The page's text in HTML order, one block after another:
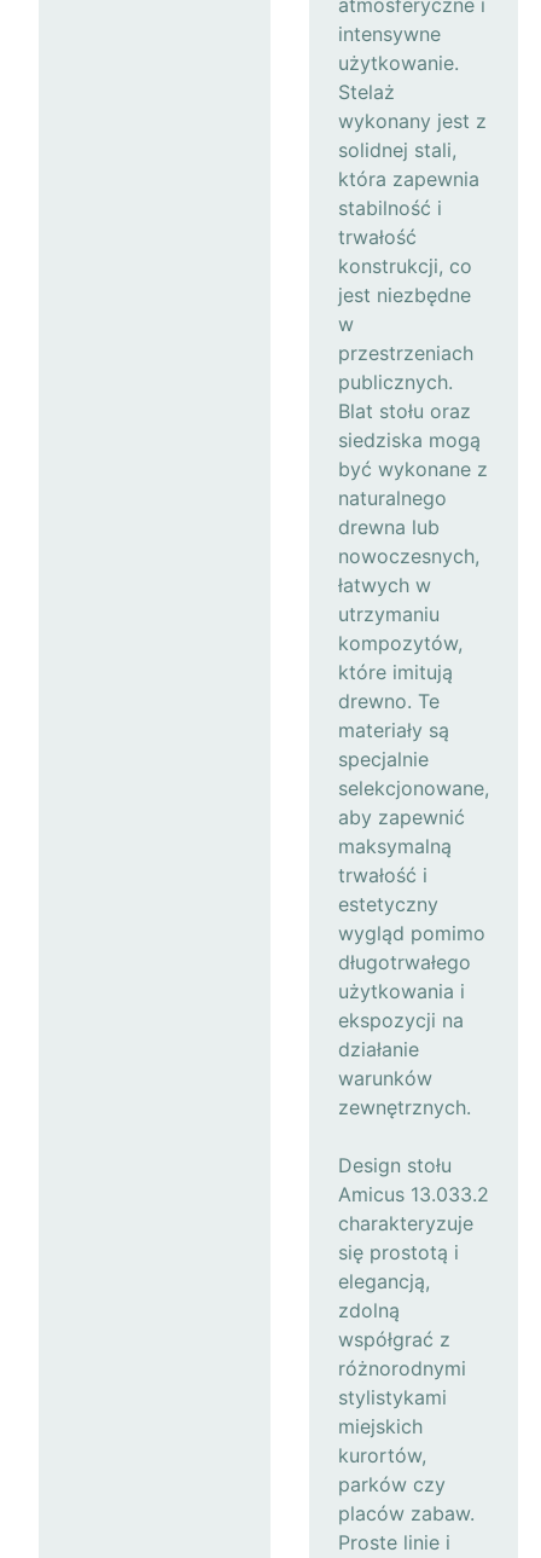
atmosferyczne i
intensywne
użytkowanie.
Stelaż
wykonany jest z
solidnej stali,
która zapewnia
stabilność i
trwałość
konstrukcji, co
jest niezbędne
w
przestrzeniach
publicznych.
Blat stołu oraz
siedziska mogą
być wykonane z
naturalnego
drewna lub
nowoczesnych,
łatwych w
utrzymaniu
kompozytów,
które imitują
drewno. Te
materiały są
specjalnie
selekcjonowane,
aby zapewnić
maksymalną
trwałość i
estetyczny
wygląd pomimo
długotrwałego
użytkowania i
ekspozycji na
działanie
warunków
zewnętrznych.
Design stołu
Amicus 13.033.2
charakteryzuje
się prostotą i
elegancją,
zdolną
współgrać z
różnorodnymi
stylistykami
miejskich
kurortów,
parków czy
placów zabaw.
Proste linie i